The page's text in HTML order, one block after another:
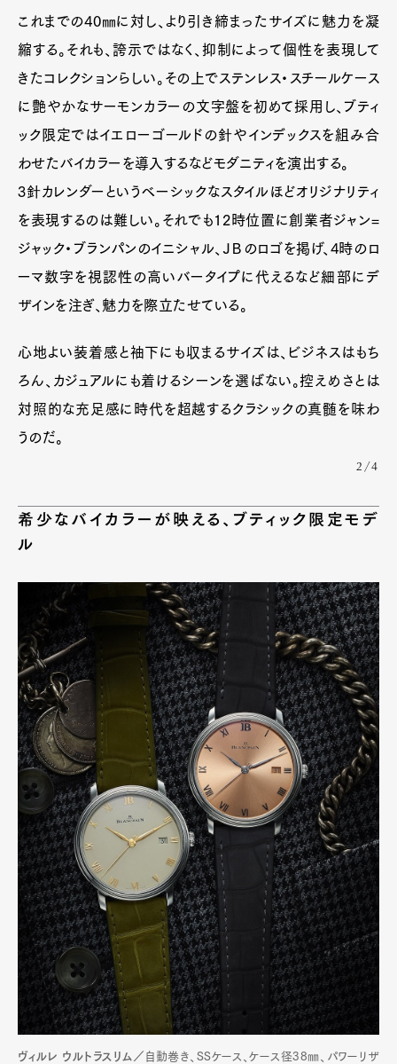
これまでの40㎜に対し、より引き締まったサイズに魅力を凝
縮する。それも、誇示ではなく、抑制によって個性を表現して
きたコレクションらしい。その上でステンレス・スチールケース
に艶やかなサーモンカラーの文字盤を初めて採用し、ブティ
ック限定ではイエローゴールドの針やインデックスを組み合
わせたバイカラーを導入するなどモダニティを演出する。
3針カレンダーというベーシックなスタイルほどオリジナリティ
を表現するのは難しい。それでも12時位置に創業者ジャン=
ジャック・ブランパンのイニシャル、ＪＢのロゴを掲げ、4時のロ
ーマ数字を視認性の高いバータイプに代えるなど細部にデ
ザインを注ぎ、魅力を際立たせている。
心地よい装着感と袖下にも収まるサイズは、ビジネスはもち
ろん、カジュアルにも着けるシーンを選ばない。控えめさとは
対照的な充足感に時代を超越するクラシックの真髄を味わ
うのだ。
2/4
希少なバイカラーが映える、ブティック限定モデ
ル
ヴィルレ ウルトラスリム／ 自動巻き、SSケース、ケース径38㎜、パワーリザ